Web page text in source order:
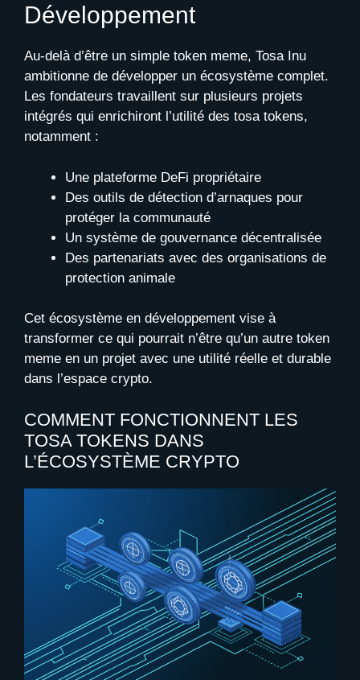
Développement
Au-delà d’être un simple token meme, Tosa Inu
ambitionne de développer un écosystème complet.
Les fondateurs travaillent sur plusieurs projets
intégrés qui enrichiront l’utilité des tosa tokens,
notamment :
Une plateforme DeFi propriétaire
Des outils de détection d’arnaques pour
protéger la communauté
Un système de gouvernance décentralisée
Des partenariats avec des organisations de
protection animale
Cet écosystème en développement vise à
transformer ce qui pourrait n’être qu’un autre token
meme en un projet avec une utilité réelle et durable
dans l’espace crypto.
COMMENT FONCTIONNENT LES
TOSA TOKENS DANS
L’ÉCOSYSTÈME CRYPTO